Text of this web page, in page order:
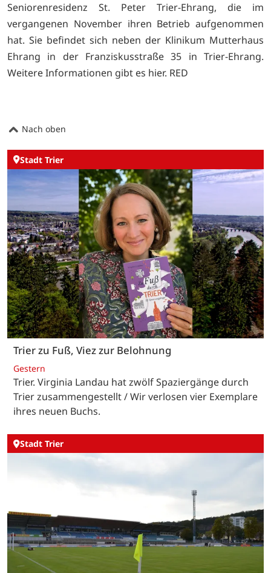
Seniorenresidenz St. Peter Trier-Ehrang, die im
vergangenen November ihren Betrieb aufgenommen
hat. Sie befindet sich neben der Klinikum Mutterhaus
Ehrang in der Franziskusstraße 35 in Trier-Ehrang.
Weitere Informationen gibt es hier. RED
Nach oben
Stadt Trier
Trier zu Fuß, Viez zur Belohnung
Gestern
Trier. Virginia Landau hat zwölf Spaziergänge durch
Trier zusammengestellt / Wir verlosen vier Exemplare
ihres neuen Buchs.
Stadt Trier